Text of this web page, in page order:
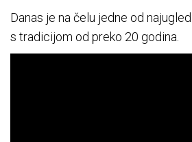
Danas je na čelu jedne od
s tradicijom od preko 20 godina.